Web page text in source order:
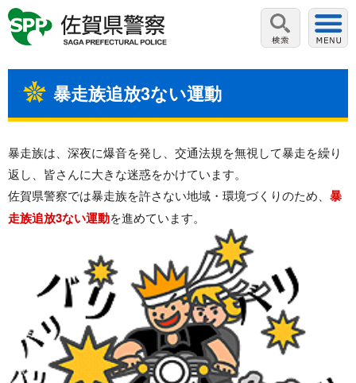
暴走族追放3ない運動
暴走族は、深夜に爆音を発し、交通法規を無視して暴走を繰り
返し、皆さんに大きな迷惑をかけています。
佐賀県警察では暴走族を許さない地域・環境づくりのため、 暴
走族追放3ない運動を進めています。